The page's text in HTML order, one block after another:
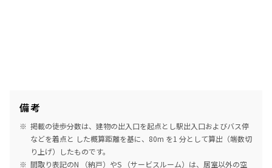
備考
掲載の徒歩分数は、建物の出入口を起点とし駅出入口およびバス停
などを着点と した概算距離を基に、80m を1 分として算出（端数切
り上げ）したものです。
間取り表記のN （納戸）やS （サービスルーム）は、居室以外の空